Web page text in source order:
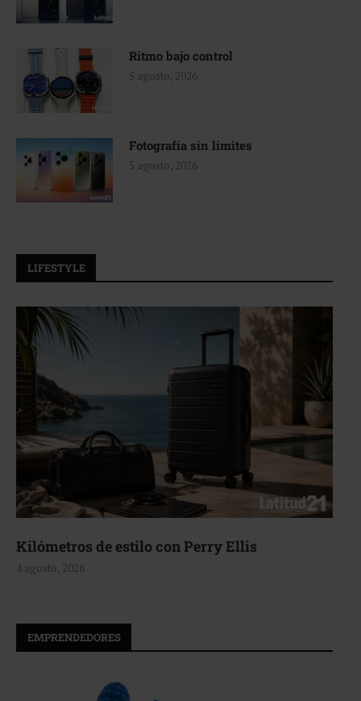
Ritmo bajo control
5 agosto, 2026
Fotografía sin límites
5 agosto, 2026
LIFESTYLE
Aerie, texturas que fluyen
4 agosto, 2026
EMPRENDEDORES